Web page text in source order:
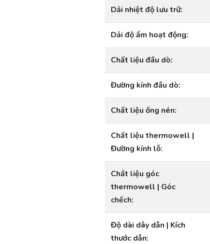
Dải nhiệt độ lưu trữ:
Dải độ ẩm hoạt động:
Chất liệu đầu dò:
Đường kính đầu dò:
Chất liệu ống nén:
Chất liệu thermowell |
Đường kính lỗ:
Chất liệu góc
thermowell | Góc
chếch:
Độ dài dây dẫn | Kích
thước dẫn: